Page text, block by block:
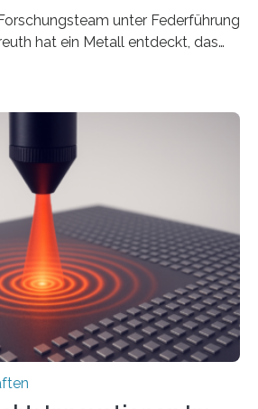
unter Federführung
hat ein Metall entdeckt, das
Lage, eine sogenannte zweite
und insbesondere für
von Interesse ist. Über ihre
die Forschenden im Journal of
Society. —What for?
Strom leiten und Licht
sind für viele moderne